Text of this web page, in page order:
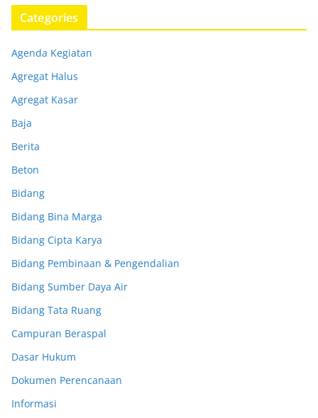
Categories
Agenda Kegiatan
Agregat Halus
Agregat Kasar
Baja
Berita
Beton
Bidang
Bidang Bina Marga
Bidang Cipta Karya
Bidang Pembinaan & Pengendalian
Bidang Sumber Daya Air
Bidang Tata Ruang
Campuran Beraspal
Dasar Hukum
Dokumen Perencanaan
Informasi